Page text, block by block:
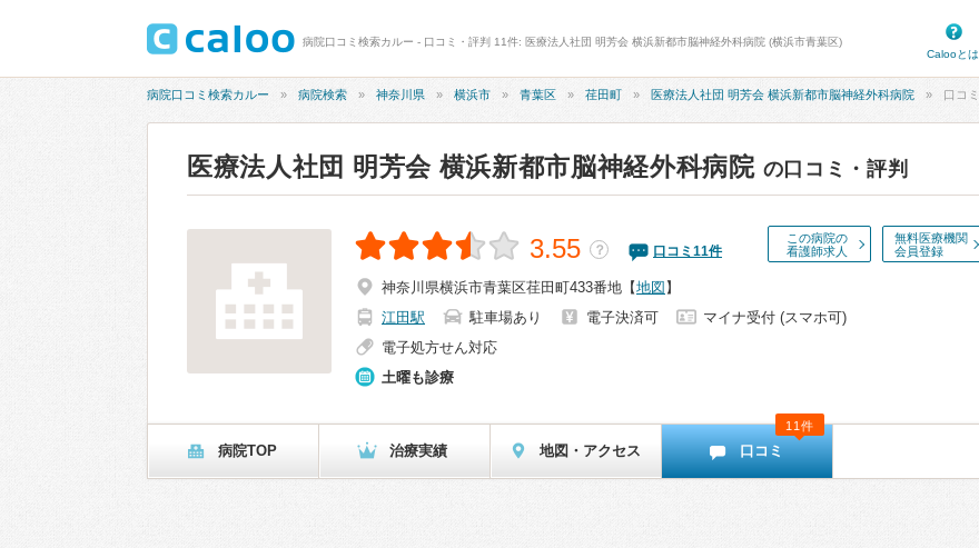
病院口コミ検索カルー - 口コミ・評判 11件: 医療法人社団 明芳会 横浜新都市脳神経外科病院 (横浜市青葉区)
Calooとは
病院口コミ検索カルー 病院検索 神奈川県 横浜市 青葉区 荏田町 医療法人社団 明芳会 横浜新都市脳神経外科病院 口コミ
医療法人社団 明芳会 横浜新都市脳神経外科病院 の口コミ・評判
この病院の
看護師求人
無料医療機関
会員登録
3.55 ？ 口コミ 11件
神奈川県横浜市青葉区荏田町433番地 【地図 】
江田駅
駐車場あり 電子決済可
マイナ受付 (スマホ可)
電子処方せん対応
土曜も診療
病院TOP 治療実績 地図・アクセス 口コミ
11件